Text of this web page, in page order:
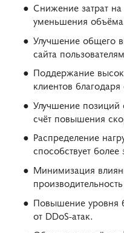
Снижение затрат
уменьшения
Улучшение общего
сайта
Поддержание
клиентов
Улучшение позиций
счёт повышения
Распределение
способствует
Минимизация
Повышение уровня
от DDoS-атак.